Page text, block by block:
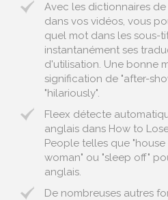
Avec les dictionnaires
dans vos vidéos, vous
quel mot dans les sous-
instantanément ses
d'utilisation. Une bonne
signification de "after-
"hilariously".
Fleex détecte
anglais dans How to
People telles que "house
woman" ou "sleep off"
anglais.
De nombreuses autres